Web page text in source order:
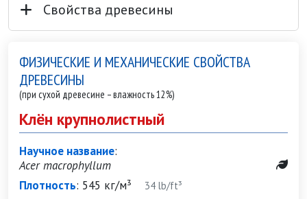
Свойства древесины
ФИЗИЧЕСКИЕ И МЕХАНИЧЕСКИЕ СВОЙСТВА
ДРЕВЕСИНЫ
(при сухой древесине – влажность 12%)
Клён крупнолистный
Научное название:
Acer macrophyllum
Плотность: 545 кг/м³ 34 lb/ft³